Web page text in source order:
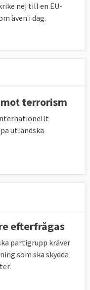
nej till en EU-
även i dag.
terrorism
utländska
efterfrågas
partigrupp kräver
som ska skydda